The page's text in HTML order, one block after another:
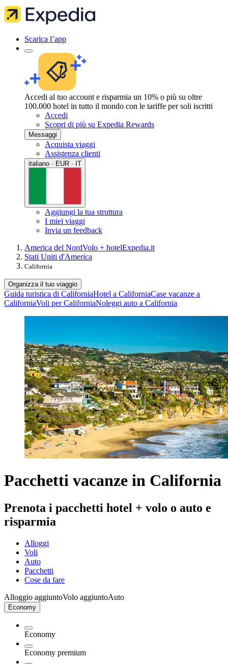
Scarica l’app
Accedi al tuo account e risparmia un 10% o più su oltre
100.000 hotel in tutto il mondo con le tariffe per soli iscritti
Accedi
Scopri di più su Expedia Rewards
Messaggi
Acquista viaggi
Assistenza clienti
italiano · EUR · IT
Aggiungi la tua struttura
I miei viaggi
Invia un feedback
America del NordVolo + hotelExpedia.it
Stati Uniti d'America
California
Organizza il tuo viaggio
Guida turistica di CaliforniaHotel a CaliforniaCase vacanze a
CaliforniaVoli per CaliforniaNoleggi auto a California
Pacchetti vacanze in California
Prenota i pacchetti hotel + volo o auto e
risparmia
Alloggi
Voli
Auto
Pacchetti
Cose da fare
Alloggio aggiuntoVolo aggiuntoAuto
Economy
Economy
Economy premium